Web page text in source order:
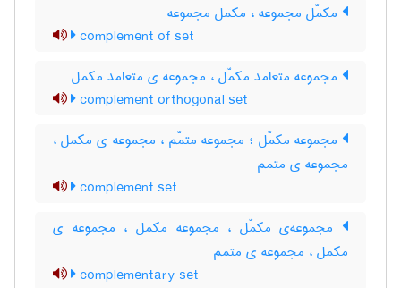
مکمّل مجموعه ، مکمل مجموعه
complement of set
مجموعه متعامد مکمّل ، مجموعه ی متعامد مکمل
complement orthogonal set
مجموعه مکمّل ؛ مجموعه متمّم ، مجموعه ی مکمل ،
مجموعه ی متمم
complement set
مجموعه‌ی مکمّل ، مجموعه مکمل ، مجموعه ی
مکمل ، مجموعه ی متمم
complementary set